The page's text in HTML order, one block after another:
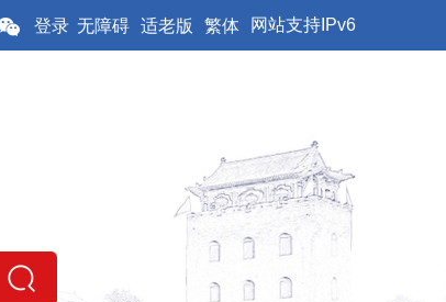
登录 无障碍 适老版 繁体 网站支持IPv6